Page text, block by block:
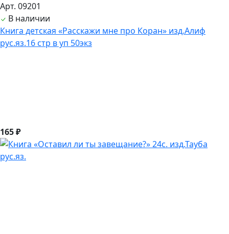
Арт. 09201
В наличии
Книга детская «Расскажи мне про Коран» изд.Алиф
рус.яз.16 стр в уп 50экз
165 ₽